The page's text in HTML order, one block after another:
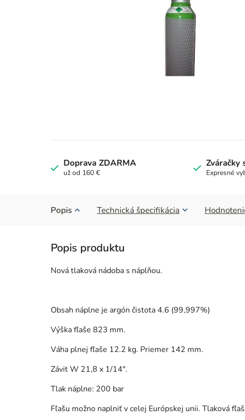
Doprava ZDARMA
už od 160 €
Zváračky
Expresné
Popis Technická špecifikácia
Nová tlaková nádoba s náplňou.
Obsah náplne je argón čistota 4.6 (99,997%)
Výška fľaše 823 mm.
Váha plnej fľaše 12.2 kg. Priemer 142 mm.
Závit W 21,8 x 1/14".
Tlak náplne: 200 bar
Fľašu možno naplniť v celej Európskej unii. Tlaková